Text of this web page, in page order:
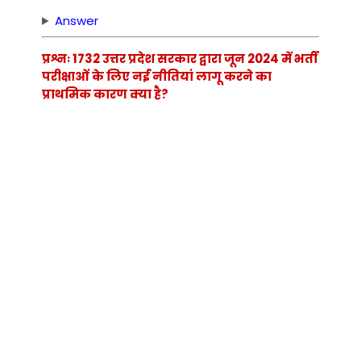
Answer
प्रश्नः 1732 उत्तर प्रदेश सरकार द्वारा जून 2024 में भर्ती
परीक्षाओं के लिए नई नीतियां लागू करने का
प्राथमिक कारण क्या है?